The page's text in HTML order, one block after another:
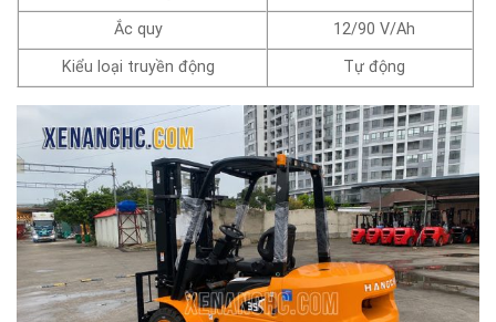
Ắc quy
12/90 V/Ah
Kiểu loại truyền động
Tự động